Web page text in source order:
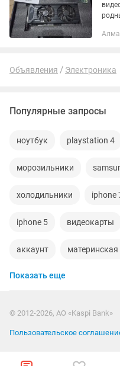
Объявления Электроника
Популярные запросы
ноутбук playstation 4
морозильники
холодильники iphone
iphone 5 видеокарты
аккаунт материнская
стиральная машина
ddr2 xiaomi gtx
Показать еще
© 2012-2026, АО «Kaspi Bank»
Пользовательское